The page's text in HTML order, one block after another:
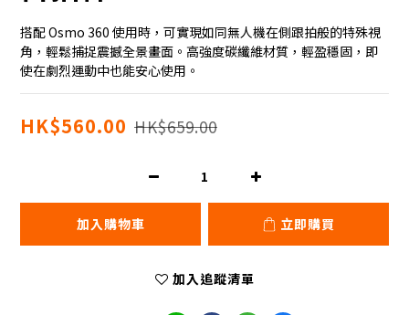
搭配 Osmo 360 使用時，可實現如同無人機在側跟拍般的特殊視
角，輕鬆捕捉震撼全景畫面。高強度碳纖維材質，輕盈穩固，即
使在劇烈運動中也能安心使用。
HK$560.00 HK$659.00
加入購物車 立即購買
加入追蹤清單